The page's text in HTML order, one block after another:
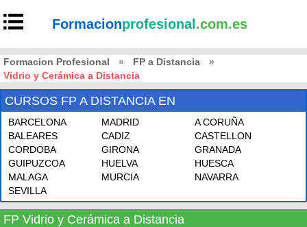
Formacionprofesional .com.es
Formacion Profesional » FP a Distancia
»
Vidrio y Cerámica a Distancia
CURSOS FP A DISTANCIA EN
BARCELONA MADRID
A CORUÑA
BALEARES
CADIZ
CASTELLON
CORDOBA
GIRONA
GRANADA
GUIPUZCOA
HUELVA
HUESCA
MALAGA
MURCIA
NAVARRA
SEVILLA
FP Vidrio y Cerámica a Distancia